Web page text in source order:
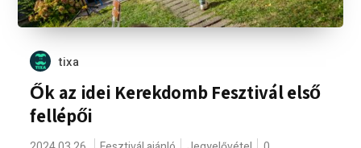
tixa
Ők az idei Kerekdomb Fesztivál első
fellépői